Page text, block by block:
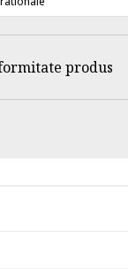
produs